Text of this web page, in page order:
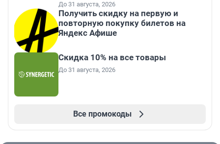
До 31 августа, 2026
Получить скидку на первую и
повторную покупку билетов на
Яндекс Афише
Скидка 10% на все товары
До 31 августа, 2026
Все промокоды